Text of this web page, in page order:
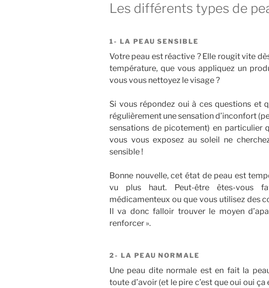
Les différents types de
1- LA PEAU SENSIBLE
Votre peau est réactive ? Elle rougit vite
température, que vous appliquez un
vous vous nettoyez le visage ?
Si vous répondez oui à ces questions et
régulièrement une sensation d’inconfort
sensations de picotement) en particulier
vous vous exposez au soleil ne
sensible !
Bonne nouvelle, cet état de peau est
vu plus haut. Peut-être êtes-vous
médicamenteux ou que vous utilisez des
Il va donc falloir trouver le moyen
renforcer ».
2- LA PEAU NORMALE
Une peau dite normale est en fait la
toute d’avoir (et le pire c’est que oui oui ça